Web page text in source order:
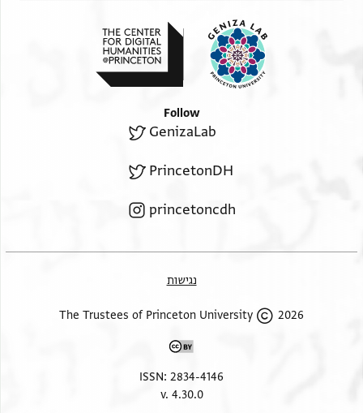
Follow
GenizaLab
PrincetonDH
princetoncdh
נגישות
2026 The Trustees of Princeton University
ISSN: 2834-4146
v. 4.30.0